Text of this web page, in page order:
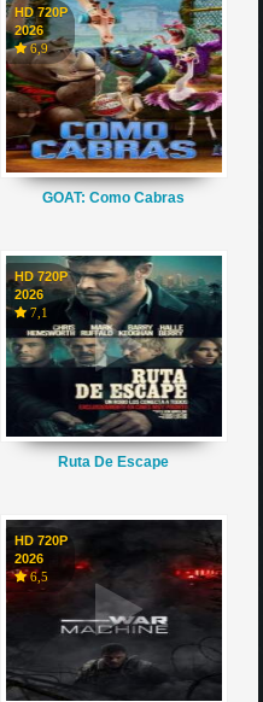
HD 720P
2026
6,9
GOAT: Como Cabras
HD 720P
2026
7,1
Ruta De Escape
HD 720P
2026
6,5